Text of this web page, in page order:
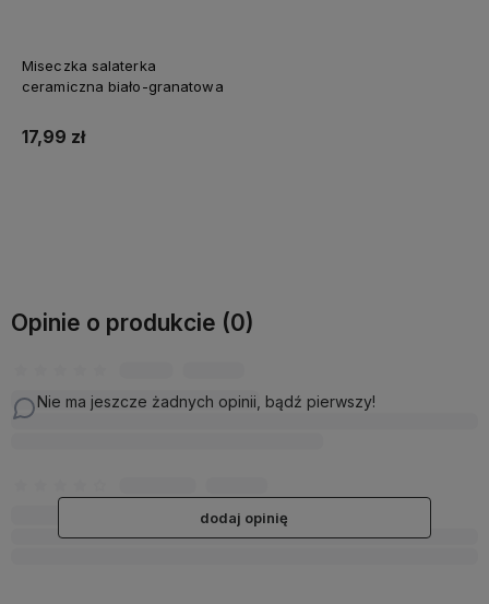
Miseczka salaterka
ceramiczna biało-granatowa
17,99 zł
Opinie o produkcie (0)
Nie ma jeszcze żadnych opinii, bądź pierwszy!
dodaj opinię